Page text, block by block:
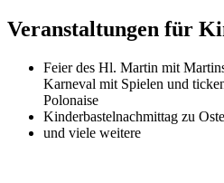
Veranstaltungen für
Feier des Hl. Martin mit
Karneval mit Spielen und
Polonaise
Kinderbastelnachmittag zu
und viele weitere